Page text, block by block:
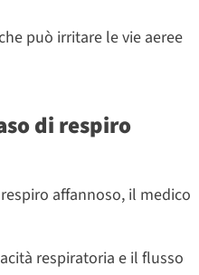
può irritare le vie aeree
di respiro
affannoso, il medico
respiratoria e il flusso